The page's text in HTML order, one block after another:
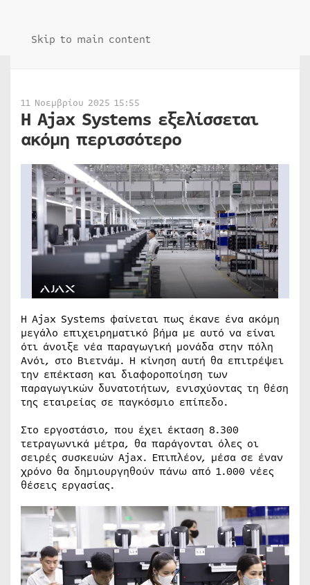
Skip to main content
11 Νοεμβρίου 2025 15:55
Η Ajax Systems εξελίσσεται
ακόμη περισσότερο
Η Ajax Systems φαίνεται πως έκανε ένα ακόμη
μεγάλο επιχειρηματικό βήμα με αυτό να είναι
ότι άνοιξε νέα παραγωγική μονάδα στην πόλη
Ανόι, στο Βιετνάμ. Η κίνηση αυτή θα επιτρέψει
την επέκταση και διαφοροποίηση των
παραγωγικών δυνατοτήτων, ενισχύοντας τη θέση
της εταιρείας σε παγκόσμιο επίπεδο.
Στο εργοστάσιο, που έχει έκταση 8.300
τετραγωνικά μέτρα, θα παράγονται όλες οι
σειρές συσκευών Ajax. Επιπλέον, μέσα σε έναν
χρόνο θα δημιουργηθούν πάνω από 1.000 νέες
θέσεις εργασίας.